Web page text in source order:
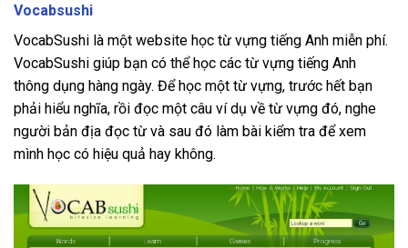
Vocabsushi
VocabSushi là một website học từ vựng tiếng Anh miễn phí.
VocabSushi giúp bạn có thể học các từ vựng tiếng Anh
thông dụng hàng ngày. Để học một từ vựng, trước hết bạn
phải hiểu nghĩa, rồi đọc một câu ví dụ về từ vựng đó, nghe
người bản địa đọc từ và sau đó làm bài kiểm tra để xem
mình học có hiệu quả hay không.